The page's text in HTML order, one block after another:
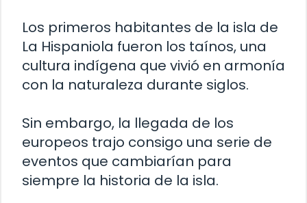
Los primeros habitantes de la isla de
La Hispaniola fueron los taínos, una
cultura indígena que vivió en armonía
con la naturaleza durante siglos.
Sin embargo, la llegada de los
europeos trajo consigo una serie de
eventos que cambiarían para
siempre la historia de la isla.